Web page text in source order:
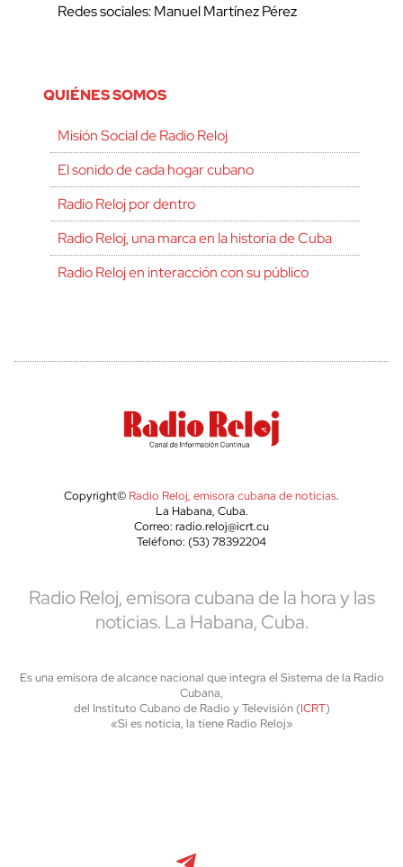
Redes sociales: Manuel Martínez Pérez
QUIÉNES SOMOS
Misión Social de Radio Reloj
El sonido de cada hogar cubano
Radio Reloj por dentro
Radio Reloj, una marca en la historia de Cuba
Radio Reloj en interacción con su público
Copyright© Radio Reloj, emisora cubana de noticias.
La Habana, Cuba.
Correo: radio.reloj@icrt.cu
Teléfono: (53) 78392204
Radio Reloj, emisora cubana de la hora y las
noticias. La Habana, Cuba.
Es una emisora de alcance nacional que integra el Sistema de la Radio
Cubana,
del Instituto Cubano de Radio y Televisión (ICRT)
«Si es noticia, la tiene Radio Reloj»